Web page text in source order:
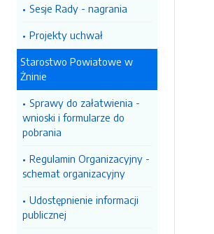
Sesje Rady - nagrania
Projekty uchwał
Starostwo Powiatowe w
Żninie
Sprawy do załatwienia -
wnioski i formularze do
pobrania
Regulamin Organizacyjny -
schemat organizacyjny
Udostępnienie informacji
publicznej